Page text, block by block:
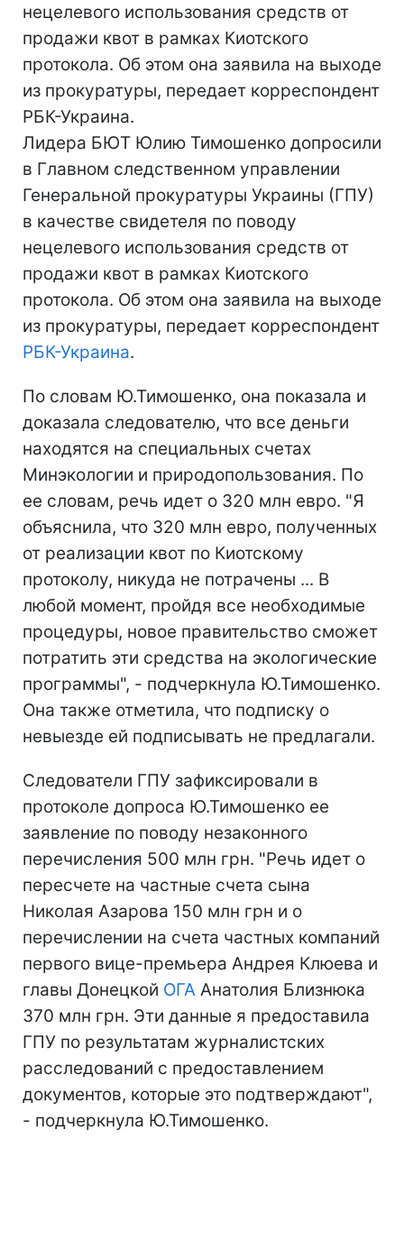
нецелевого использования средств от
продажи квот в рамках Киотского
протокола. Об этом она заявила на выходе
из прокуратуры, передает корреспондент
РБК-Украина.
Лидера БЮТ Юлию Тимошенко допросили
в Главном следственном управлении
Генеральной прокуратуры Украины (ГПУ)
в качестве свидетеля по поводу
нецелевого использования средств от
продажи квот в рамках Киотского
протокола. Об этом она заявила на выходе
из прокуратуры, передает корреспондент
РБК-Украина.
По словам Ю.Тимошенко, она показала и
доказала следователю, что все деньги
находятся на специальных счетах
Минэкологии и природопользования. По
ее словам, речь идет о 320 млн евро. "Я
объяснила, что 320 млн евро, полученных
от реализации квот по Киотскому
протоколу, никуда не потрачены ... В
любой момент, пройдя все необходимые
процедуры, новое правительство сможет
потратить эти средства на экологические
программы", - подчеркнула Ю.Тимошенко.
Она также отметила, что подписку о
невыезде ей подписывать не предлагали.
Следователи ГПУ зафиксировали в
протоколе допроса Ю.Тимошенко ее
заявление по поводу незаконного
перечисления 500 млн грн. "Речь идет о
пересчете на частные счета сына
Николая Азарова 150 млн грн и о
перечислении на счета частных компаний
первого вице-премьера Андрея Клюева и
главы Донецкой ОГА Анатолия Близнюка
370 млн грн. Эти данные я предоставила
ГПУ по результатам журналистских
расследований с предоставлением
документов, которые это подтверждают",
- подчеркнула Ю.Тимошенко.